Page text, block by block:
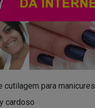
cutilagem para manicures
cardoso